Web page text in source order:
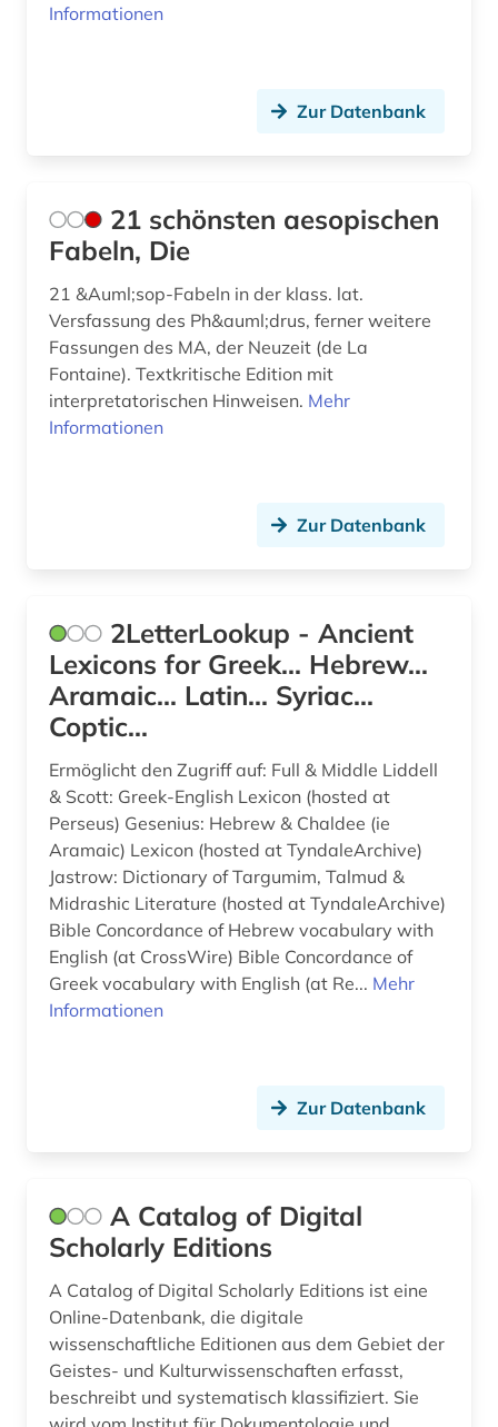
avestisch (1)
bairisch (1)
balkanromanistik (9)
bantusprachen (1)
bedrohte sprache (2)
bekker (1)
belletristik (4)
belutschisch (1)
bengali (1)
berlin (1)
bezeichnungslehre (1)
bibliografie (33)
bibliografie 1477-1939 (1)
bibliografie 1945-1990 (1)
Ukraine (2)
Zypern (1)
Informationen
Zur Datenbank
21 schönsten aesopischen
Fabeln, Die
21 &Auml;sop-Fabeln in der klass. lat.
Versfassung des Ph&auml;drus, ferner weitere
Fassungen des MA, der Neuzeit (de La
Fontaine). Textkritische Edition mit
interpretatorischen Hinweisen. Mehr
Informationen
Zur Datenbank
2LetterLookup - Ancient
Lexicons for Greek... Hebrew...
Aramaic... Latin... Syriac...
Coptic...
Ermöglicht den Zugriff auf: Full & Middle Liddell
& Scott: Greek-English Lexicon (hosted at
Perseus) Gesenius: Hebrew & Chaldee (ie
Aramaic) Lexicon (hosted at TyndaleArchive)
Jastrow: Dictionary of Targumim, Talmud &
Midrashic Literature (hosted at TyndaleArchive)
Bible Concordance of Hebrew vocabulary with
English (at CrossWire) Bible Concordance of
Greek vocabulary with English (at Re... Mehr
Informationen
Zur Datenbank
A Catalog of Digital
Scholarly Editions
A Catalog of Digital Scholarly Editions ist eine
Online-Datenbank, die digitale
wissenschaftliche Editionen aus dem Gebiet der
Geistes- und Kulturwissenschaften erfasst,
beschreibt und systematisch klassifiziert. Sie